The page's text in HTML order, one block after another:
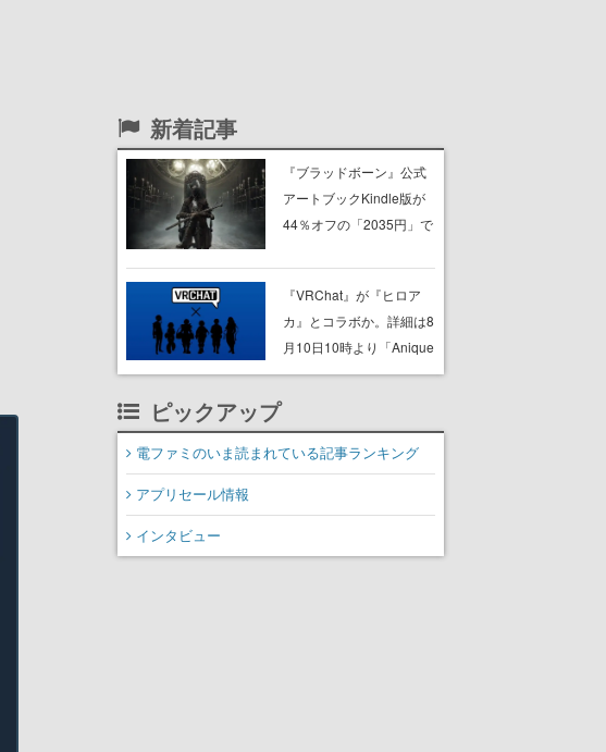
新着記事
『ブラッドボーン』公式
アートブックKindle版が
44％オフの「2035円」で
作品世界の理解と“啓蒙”を
深められる狩人様必携の
一冊
『VRChat』が『ヒロア
カ』とコラボか。詳細は8
月10日10時より「Anique
| アニーク」公式Xにて公
ピックアップ
電ファミのいま読まれている記事ランキング
アプリセール情報
インタビュー